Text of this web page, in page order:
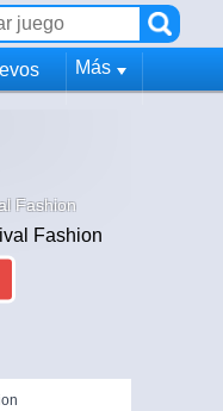
Más
Fashion